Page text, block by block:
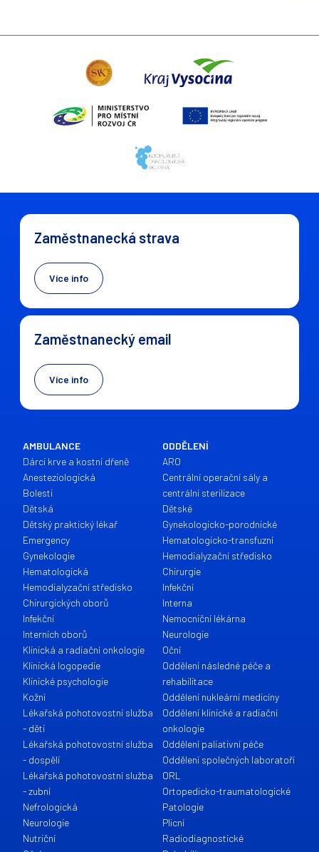
Zaměstnanecká strava
Více info
Zaměstnanecký email
Více info
AMBULANCE
Dárci krve a kostní dřeně
Anesteziologická
Bolesti
Dětská
Dětský praktický lékař
Emergency
Gynekologie
Hematologická
Hemodialyzační středisko
Chirurgických oborů
Infekční
Interních oborů
Klinická a radiační onkologie
Klinická logopedie
Klinické psychologie
Kožní
Lékařská pohotovostní služba
- děti
Lékařská pohotovostní služba
- dospělí
Lékařská pohotovostní služba
- zubní
Nefrologická
Neurologie
Nutriční
ODDĚLENÍ
ARO
Centrální operační sály a
centrální sterilizace
Dětské
Gynekologicko-porodnické
Hematologicko-transfuzní
Hemodialyzační středisko
Chirurgie
Infekční
Interna
Nemocniční lékárna
Neurologie
Oční
Oddělení následné péče a
rehabilitace
Oddělení nukleární medicíny
Oddělení klinické a radiační
onkologie
Oddělení paliativní péče
Oddělení společných laboratoří
ORL
Ortopedicko-traumatologické
Patologie
Plicní
Radiodiagnostické